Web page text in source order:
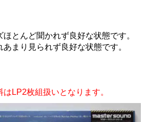
とんど聞かれず良好な状態です。
まり見られず良好な状態です。
LP2枚組扱いとなります。